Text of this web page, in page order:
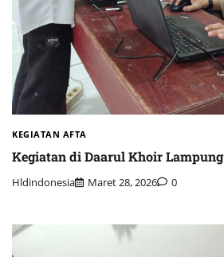
KEGIATAN AFTA
Kegiatan di Daarul Khoir Lampung
Hldindonesia Maret 28, 2026 0